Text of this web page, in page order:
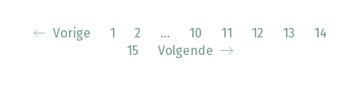
Vorige 1 2 … 10 11 12 13
14
15
Volgende